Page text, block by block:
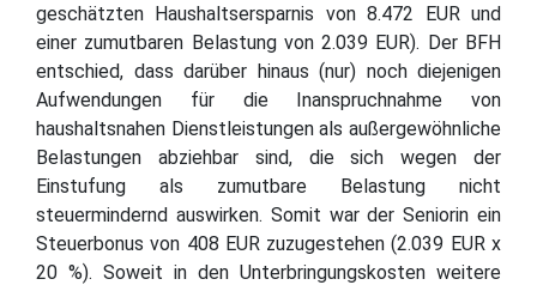
geschätzten Haushaltsersparnis von 8.472 EUR und
einer zumutbaren Belastung von 2.039 EUR). Der BFH
entschied, dass darüber hinaus (nur) noch diejenigen
Aufwendungen für die Inanspruchnahme von
haushaltsnahen Dienstleistungen als außergewöhnliche
Belastungen abziehbar sind, die sich wegen der
Einstufung als zumutbare Belastung nicht
steuermindernd auswirken. Somit war der Seniorin ein
Steuerbonus von 408 EUR zuzugestehen (2.039 EUR x
20 %). Soweit in den Unterbringungskosten weitere